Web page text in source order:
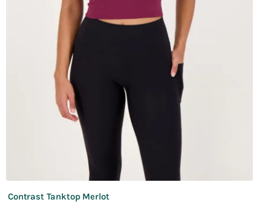
Contrast Tanktop Merlot